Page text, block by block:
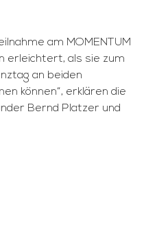
am MOMENTUM
erleichtert, als sie zum
an beiden
können“, erklären die
Bernd Platzer und